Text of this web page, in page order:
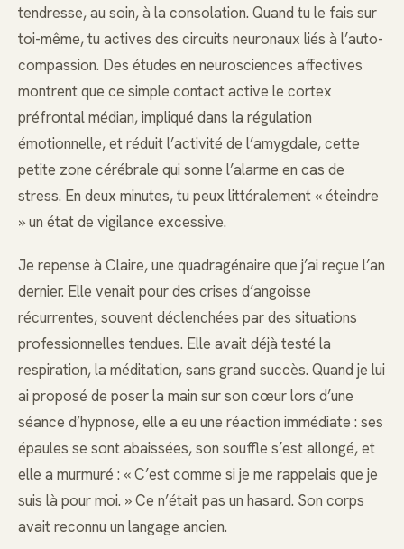
tendresse, au soin, à la consolation. Quand tu le fais sur
toi-même, tu actives des circuits neuronaux liés à l’auto-
compassion. Des études en neurosciences affectives
montrent que ce simple contact active le cortex
préfrontal médian, impliqué dans la régulation
émotionnelle, et réduit l’activité de l’amygdale, cette
petite zone cérébrale qui sonne l’alarme en cas de
stress. En deux minutes, tu peux littéralement « éteindre
» un état de vigilance excessive.
Je repense à Claire, une quadragénaire que j’ai reçue l’an
dernier. Elle venait pour des crises d’angoisse
récurrentes, souvent déclenchées par des situations
professionnelles tendues. Elle avait déjà testé la
respiration, la méditation, sans grand succès. Quand je lui
ai proposé de poser la main sur son cœur lors d’une
séance d’hypnose, elle a eu une réaction immédiate : ses
épaules se sont abaissées, son souffle s’est allongé, et
elle a murmuré : « C’est comme si je me rappelais que je
suis là pour moi. » Ce n’était pas un hasard. Son corps
avait reconnu un langage ancien.